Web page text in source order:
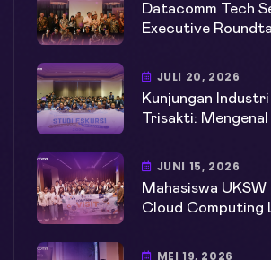
Datacomm Tech
Executive
JULI 20, 2026
Kunjungan
Trisakti: Mengenal
JUNI 15, 2026
Mahasiswa UKSW
Cloud Computing
MEI 19, 2026